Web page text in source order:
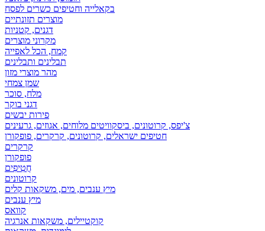
בקאלייה וחטיפים כשרים לפסח
מוצרים תזונתיים
דגנים, קטניות
מקרוני מוצרים
קמח, הכל לאפייה
תבלינים ותבלינים
מהר מוצרי מזון
שמן צמחי
מלח, סוכר
דגני בוקר
פירות יבשים
צ'יפס, קרוטונים, ביסקוויטים מלוחים, אגוזים, גרעינים
חטיפים ישראלים, קרוטונים, קרקרים, פופקורן
קרקרים
פופקורן
חֲטִיפִים
קרוטונים
מיץ ענבים, מים, משקאות קלים
מיץ ענבים
קוואס
קוקטיילים, משקאות אנרגיה